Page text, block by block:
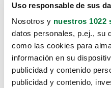
Uso responsable de sus
Nosotros y nuestros 1022
datos personales, p.ej., su
como las cookies para
información en su
publicidad y contenido
publicidad y contenido,